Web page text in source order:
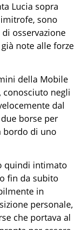
Lucia sopra
sono
osservazione
note alle forze
della Mobile
negli
dal
borse per
bordo di uno
quindi intimato
fin da subito
in
personale,
che portava al